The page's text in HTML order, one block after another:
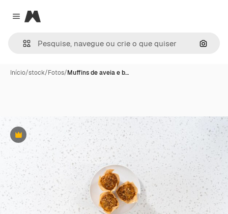
Close menu
Magnific
Início/stock/Fotos/Muffins de aveia e b…
Premium